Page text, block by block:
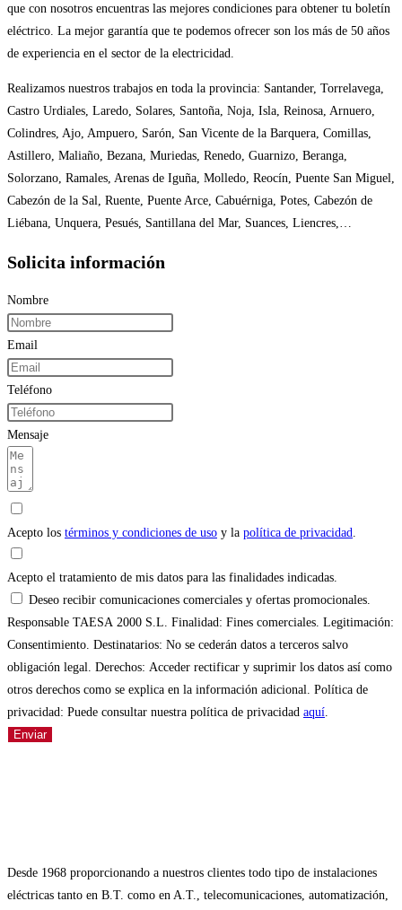
que con nosotros encuentras las mejores condiciones para obtener tu boletín
eléctrico. La mejor garantía que te podemos ofrecer son los más de 50 años
de experiencia en el sector de la electricidad.
Realizamos nuestros trabajos en toda la provincia: Santander, Torrelavega,
Castro Urdiales, Laredo, Solares, Santoña, Noja, Isla, Reinosa, Arnuero,
Colindres, Ajo, Ampuero, Sarón, San Vicente de la Barquera, Comillas,
Astillero, Maliaño, Bezana, Muriedas, Renedo, Guarnizo, Beranga,
Solorzano, Ramales, Arenas de Iguña, Molledo, Reocín, Puente San Miguel,
Cabezón de la Sal, Ruente, Puente Arce, Cabuérniga, Potes, Cabezón de
Liébana, Unquera, Pesués, Santillana del Mar, Suances, Liencres,…
Solicita información
Nombre
Email
Teléfono
Mensaje
Acepto los términos y condiciones de uso y la política de privacidad.
Acepto el tratamiento de mis datos para las finalidades indicadas.
Deseo recibir comunicaciones comerciales y ofertas promocionales.
Responsable TAESA 2000 S.L. Finalidad: Fines comerciales. Legitimación:
Consentimiento. Destinatarios: No se cederán datos a terceros salvo
obligación legal. Derechos: Acceder rectificar y suprimir los datos así como
otros derechos como se explica en la información adicional. Política de
privacidad: Puede consultar nuestra política de privacidad aquí.
Enviar
Desde 1968 proporcionando a nuestros clientes todo tipo de instalaciones
eléctricas tanto en B.T. como en A.T., telecomunicaciones, automatización,